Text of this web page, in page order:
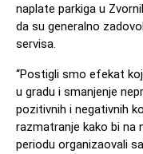
naplate parkiga u
da su generalno
servisa.
“Postigli smo efekat
u gradu i smanjenje
pozitivnih i negativnih
razmatranje kako bi na
periodu organizaovali